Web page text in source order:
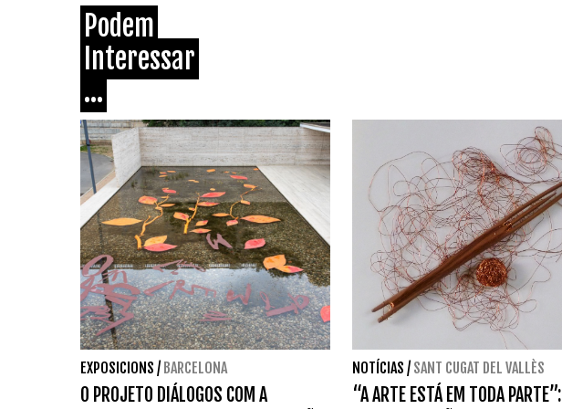
Podem
Interessar
...
EXPOSICIONS / BARCELONA
O PROJETO DIÁLOGOS COM A
NOTÍCIAS / SANT CUGAT DEL VALLÈS
“A ARTE ESTÁ EM TODA PARTE”: